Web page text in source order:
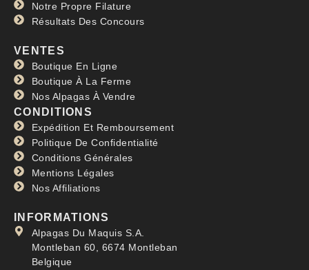
Notre Propre Filature
Résultats Des Concours
VENTES
Boutique En Ligne
Boutique À La Ferme
Nos Alpagas À Vendre
CONDITIONS
Expédition Et Remboursement
Politique De Confidentialité
Conditions Générales
Mentions Légales
Nos Affiliations
INFORMATIONS
Alpagas Du Maquis S.A.
Montleban 60, 6674 Montleban
Belgique